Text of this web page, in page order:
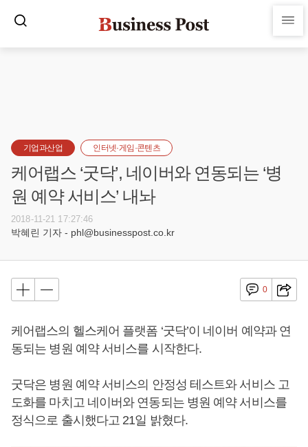
기업과산업 인터넷·게임·콘텐츠
케어랩스 ‘굿닥’, 네이버와 연동되는 ‘병
원 예약 서비스’ 내놔
2018-11-21 17:27:46
박혜린 기자 - phl@businesspost.co.kr
0
케어랩스의 헬스케어 플랫폼 ‘굿닥’이 네이버 예약과 연
동되는 병원 예약 서비스를 시작한다.
굿닥은 병원 예약 서비스의 안정성 테스트와 서비스 고
도화를 마치고 네이버와 연동되는 병원 예약 서비스를
정식으로 출시했다고 21일 밝혔다.